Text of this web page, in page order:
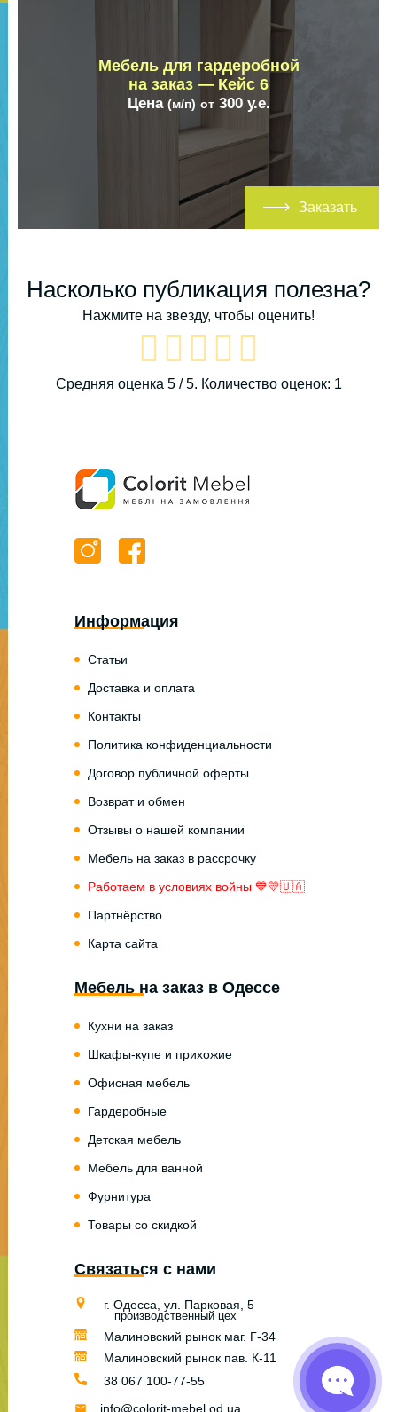
Мебель для гардеробной
на заказ — Кейс 6
Цена (м/п) от300 у.е.
Заказать
Насколько публикация полезна?
Нажмите на звезду, чтобы оценить!
Средняя оценка 5/ 5. Количество оценок: 1
Информация
Статьи
Доставка и оплата
Контакты
Политика конфиденциальности
Договор публичной оферты
Возврат и обмен
Отзывы о нашей компании
Мебель на заказ в рассрочку
Работаем в условиях войны 💙💛🇺🇦
Партнёрство
Карта сайта
Мебель на заказ в Одессе
Кухни на заказ
Шкафы-купе и прихожие
Офисная мебель
Гардеробные
Детская мебель
Мебель для ванной
Фурнитура
Товары со скидкой
Связаться с нами
г. Одесса, ул. Парковая, 5
производственный цех
Малиновский рынок маг. Г-34
Малиновский рынок пав. К-11
38 067 100-77-55
info@colorit-mebel.od.ua